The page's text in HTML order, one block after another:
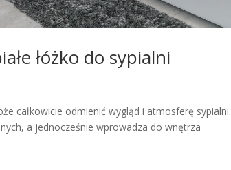
łóżko do sypialni
całkowicie odmienić wygląd i atmosferę sypialni.
a jednocześnie wprowadza do wnętrza